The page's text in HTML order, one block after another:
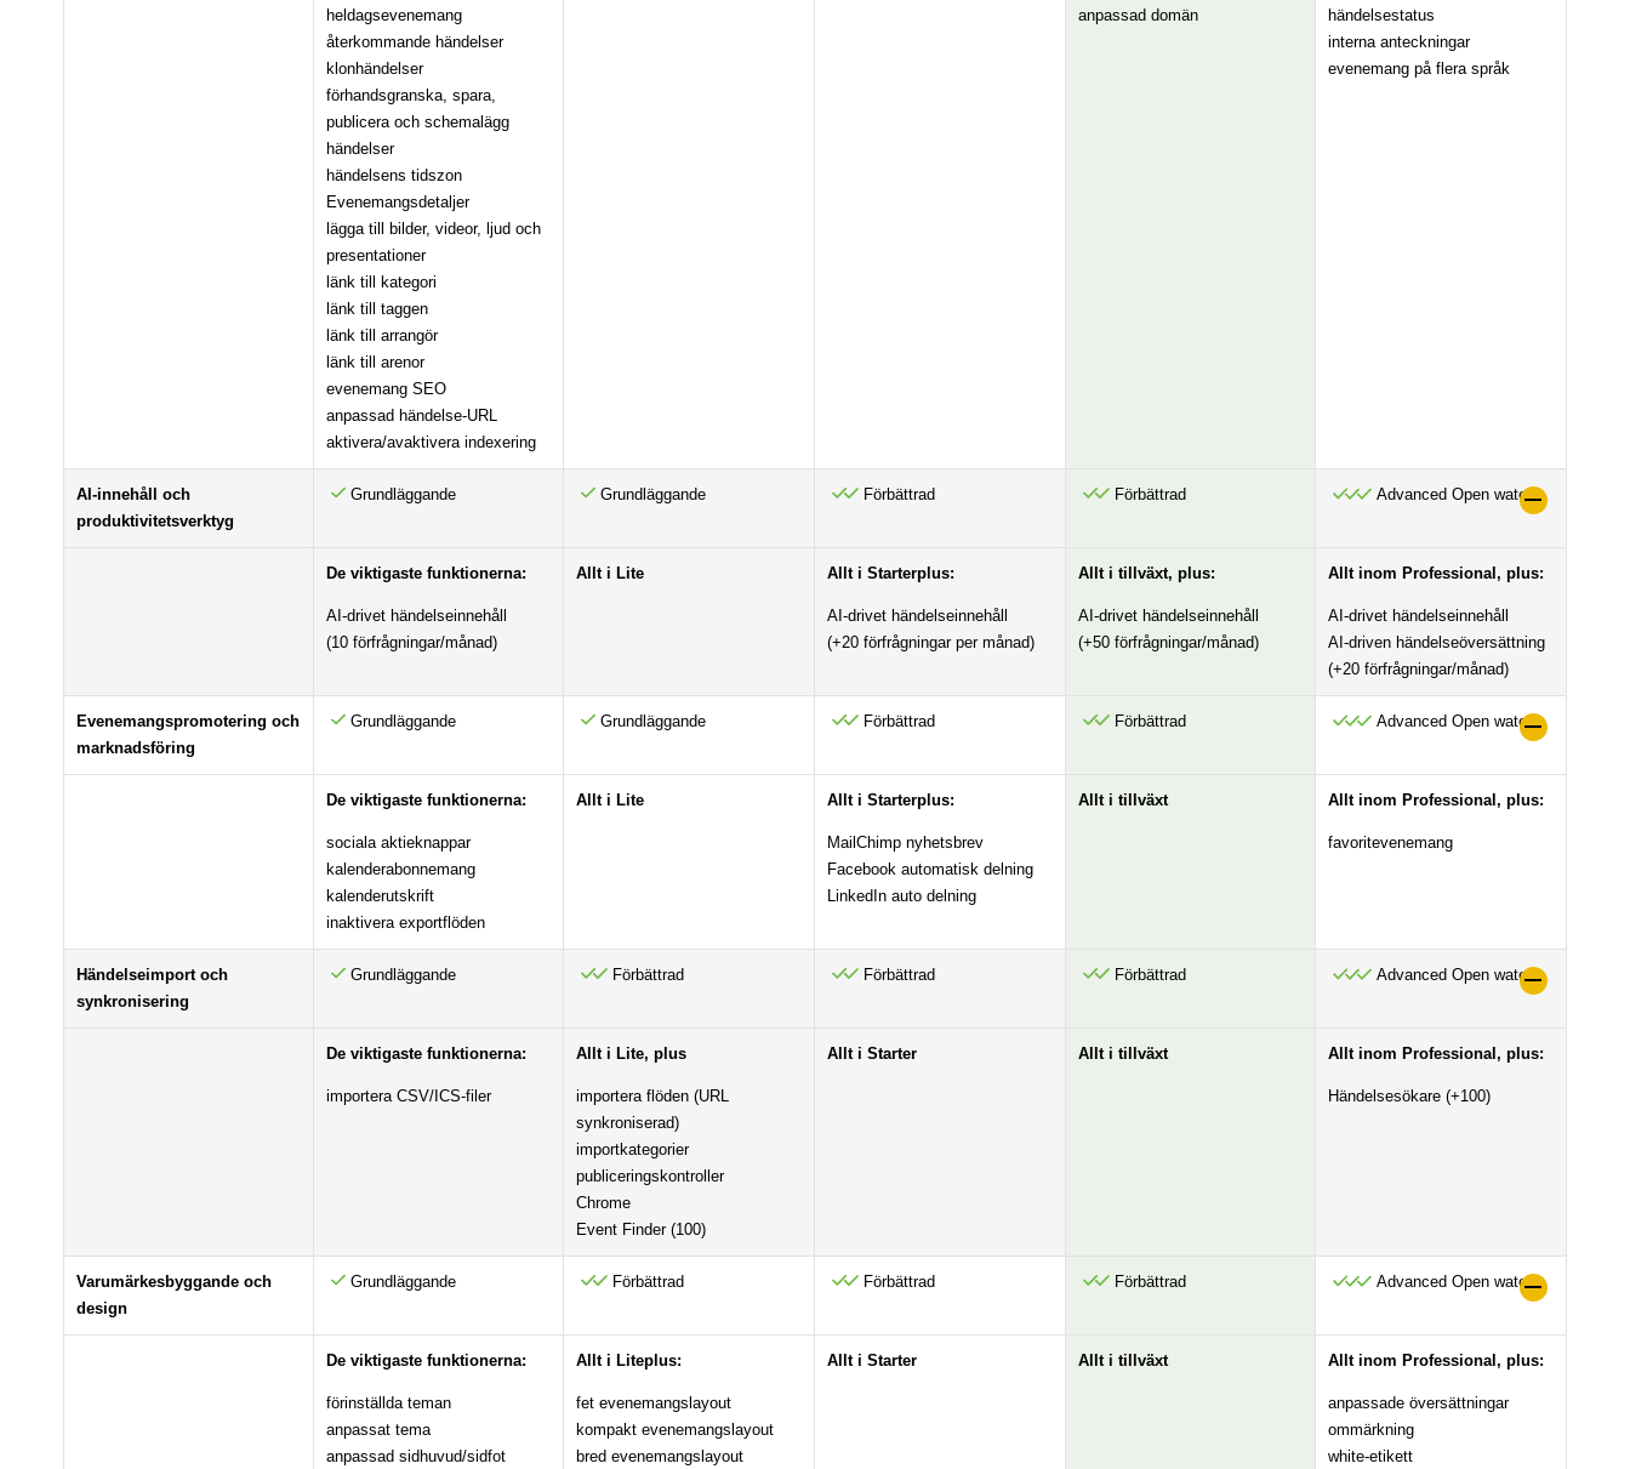
heldagsevenemang
återkommande händelser
klonhändelser
förhandsgranska, spara,
publicera och schemalägg
händelser
händelsens tidszon
Evenemangsdetaljer
lägga till bilder, videor, ljud och
presentationer
länk till kategori
länk till taggen
länk till arrangör
länk till arenor
evenemang SEO
anpassad händelse-URL
aktivera/avaktivera indexering
anpassad domän
händelsestatus
interna anteckningar
evenemang på flera språk
AI-innehåll och
produktivitetsverktyg
Grundläggande Grundläggande Förbättrad Förbättrad Advanced Open water
De viktigaste funktionerna:
AI-drivet händelseinnehåll
(10 förfrågningar/månad)
Allt i Lite Allt i Starterplus:
AI-drivet händelseinnehåll
(+20 förfrågningar per månad)
Allt i tillväxt, plus:
AI-drivet händelseinnehåll
(+50 förfrågningar/månad)
Allt inom Professional, plus:
AI-drivet händelseinnehåll
AI-driven händelseöversättning
(+20 förfrågningar/månad)
Evenemangspromotering och
marknadsföring
Grundläggande Grundläggande Förbättrad Förbättrad Advanced Open water
De viktigaste funktionerna:
sociala aktieknappar
kalenderabonnemang
kalenderutskrift
inaktivera exportflöden
Allt i Lite Allt i Starterplus:
MailChimp nyhetsbrev
Facebook automatisk delning
LinkedIn auto delning
Allt i tillväxt Allt inom Professional, plus:
favoritevenemang
Händelseimport och
synkronisering
Grundläggande Förbättrad Förbättrad Förbättrad Advanced Open water
De viktigaste funktionerna:
importera CSV/ICS-filer
Allt i Lite, plus
importera flöden (URL
synkroniserad)
importkategorier
publiceringskontroller
Chrome
Event Finder (100)
Allt i Starter Allt i tillväxt Allt inom Professional, plus:
Händelsesökare (+100)
Varumärkesbyggande och
design
Grundläggande Förbättrad Förbättrad Förbättrad Advanced Open water
De viktigaste funktionerna:
förinställda teman
anpassat tema
anpassad sidhuvud/sidfot
Allt i Liteplus:
fet evenemangslayout
kompakt evenemangslayout
bred evenemangslayout
Allt i Starter Allt i tillväxt Allt inom Professional, plus:
anpassade översättningar
ommärkning
white-etikett